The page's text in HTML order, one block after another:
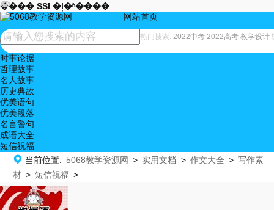
���� SSI �ļ�ʱ����
热门搜索: 2022中考 2022高考 教学设计
网站首页
时事论据
哲理故事
名人故事
历史典故
优美语句
优美段落
名言警句
成语大全
短信祝福
 当前位置: 5068教学资源网 > 实用文档 > 作文大全 > 写作素
材 > 短信祝福 >









